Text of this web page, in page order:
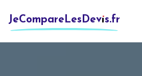
JeCompareLesDevis.fr